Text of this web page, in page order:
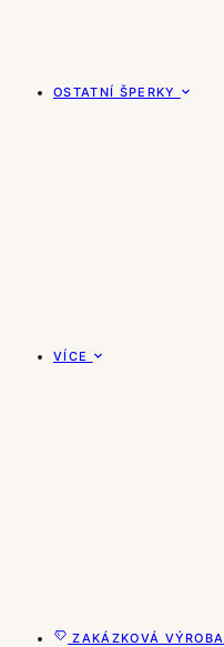
OSTATNÍ ŠPERKY
VÍCE
ZAKÁZKOVÁ VÝROBA